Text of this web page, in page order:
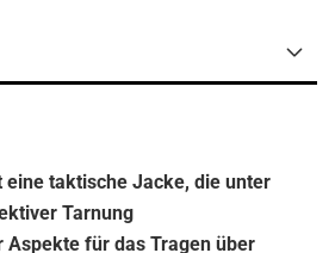
eine taktische Jacke, die unter
Tarnung
Aspekte für das Tragen über